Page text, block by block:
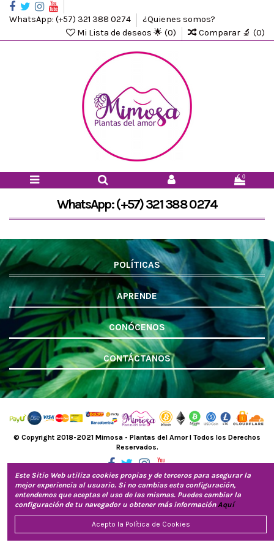
WhatsApp: (+57) 321 388 0274
¿Quienes somos?
Mi Lista de deseos 🌟 (0) Comparar 🔬 (0)
0
WhatsApp: (+57) 321 388 0274
POLÍTICAS
APRENDE
CONÓCENOS
CONTÁCTANOS
© Copyright 2018-2021 Mimosa - Plantas del Amor l Todos los Derechos
Reservados.
Este Sitio Web utiliza cookies propias y de terceros para asegurar la
mejor experiencia al usuario. Si no cambias esta configuración,
entendemos que aceptas el uso de las mismas. Puedes cambiar la
configuración de tu navegador u obtener más informaciónAquí
Acepto la Política de Cookies